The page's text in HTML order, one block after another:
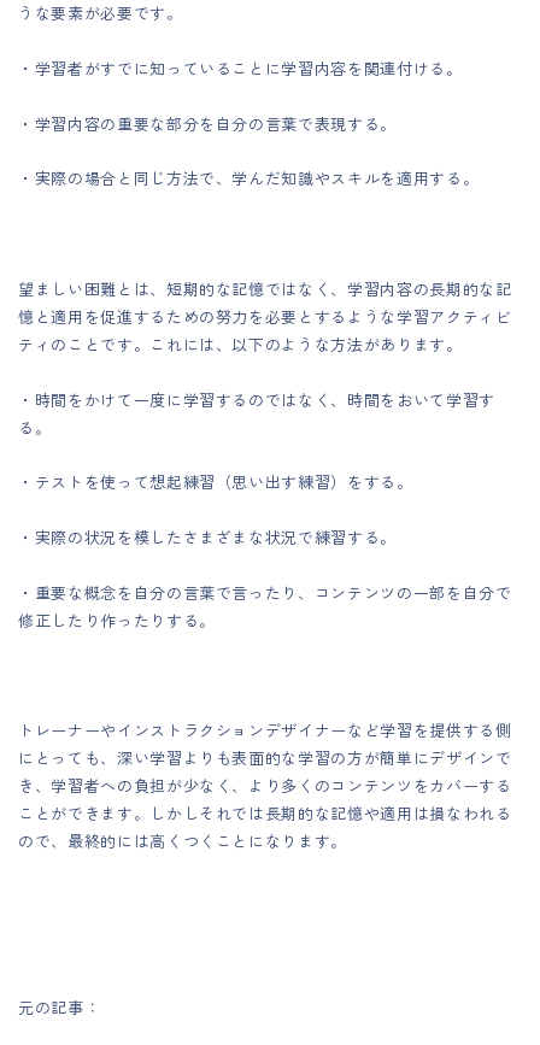
うな要素が必要です。
・学習者がすでに知っていることに学習内容を関連付ける。
・学習内容の重要な部分を自分の言葉で表現する。
・実際の場合と同じ方法で、学んだ知識やスキルを適用する。
望ましい困難とは、短期的な記憶ではなく、学習内容の長期的な記
憶と適用を促進するための努力を必要とするような学習アクティビ
ティのことです。これには、以下のような方法があります。
・時間をかけて一度に学習するのではなく、時間をおいて学習す
る。
・テストを使って想起練習（思い出す練習）をする。
・実際の状況を模したさまざまな状況で練習する。
・重要な概念を自分の言葉で言ったり、コンテンツの一部を自分で
修正したり作ったりする。
トレーナーやインストラクションデザイナーなど学習を提供する側
にとっても、深い学習よりも表面的な学習の方が簡単にデザインで
き、学習者への負担が少なく、より多くのコンテンツをカバーする
ことができます。しかしそれでは長期的な記憶や適用は損なわれる
ので、最終的には高くつくことになります。
元の記事：